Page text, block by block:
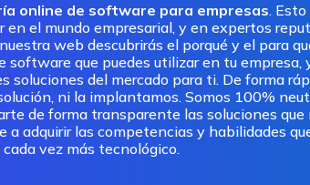
online de software para empresas.
en el mundo empresarial, y en expertos
web descubrirás el porqué y el para
software que puedes utilizar en tu
soluciones del mercado para ti. De forma
ni la implantamos. Somos 100%
de forma transparente las soluciones
a adquirir las competencias y habilidades
vez más tecnológico.